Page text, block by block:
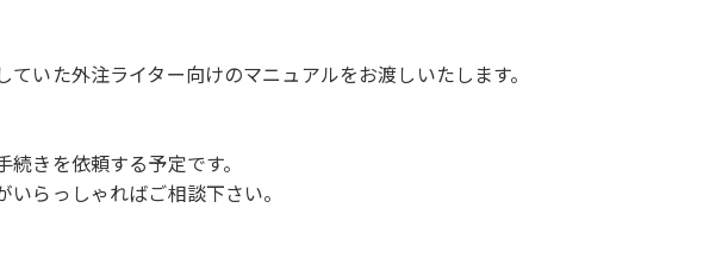
いた外注ライター向けのマニュアルをお渡しいたします。
きを依頼する予定です。
らっしゃればご相談下さい。